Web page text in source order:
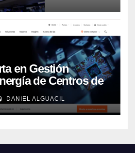
en Gestión
de Centros de
su crecimiento
DANIEL ALGUACIL